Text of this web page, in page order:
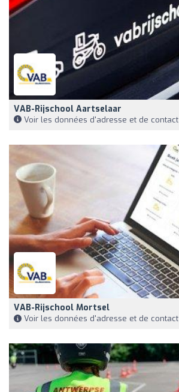
VAB-Rijschool Aartselaar
Voir les données d'adresse et de contact
VAB-Rijschool Mortsel
Voir les données d'adresse et de contact